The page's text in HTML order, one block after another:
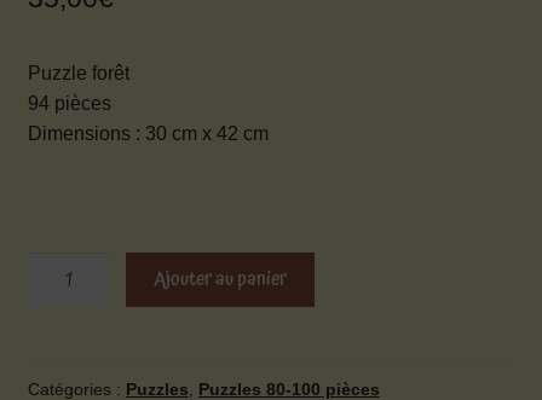
Puzzle forêt
94 pièces
Dimensions : 30 cm x 42 cm
Ajouter au panier
Catégories : Puzzles
Puzzles 80-100 pièces